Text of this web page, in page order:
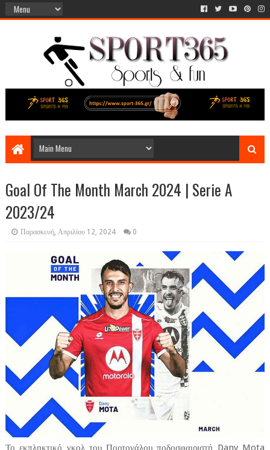
Goal Of The Month March 2024 | Serie A
2023/24
Παρασκευή, Απριλίου 12, 2024 0
Το εκπληκτικό γκολ του Πορτογάλου ποδοσφαιριστή Dany Mota